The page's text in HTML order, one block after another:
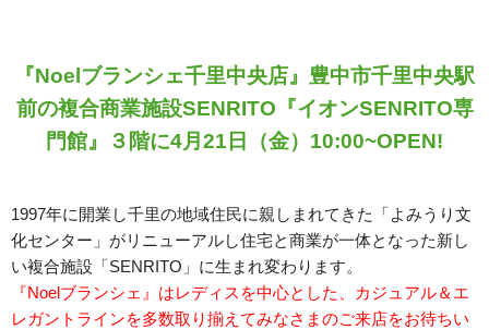
『Noelブランシェ千里中央店』豊中市千里中央駅
前の複合商業施設SENRITO『イオンSENRITO専
門館』３階に4月21日（金）10:00~OPEN!
1997年に開業し千里の地域住民に親しまれてきた「よみうり文
化センター」がリニューアルし住宅と商業が一体となった新し
い複合施設「SENRITO」に生まれ変わります。
『Noelブランシェ』はレディスを中心とした、カジュアル＆エ
レガントラインを多数取り揃えてみなさまのご来店をお待ちい